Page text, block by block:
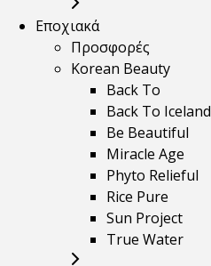
Εποχιακά
Προσφορές
Korean Beauty
Back To
Back To Iceland
Be Beautiful
Miracle Age
Phyto Relieful
Rice Pure
Sun Project
True Water